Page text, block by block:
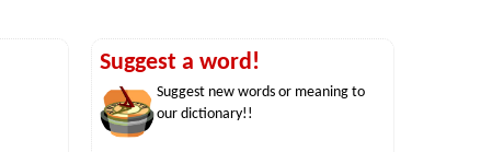
Suggest a word!
Suggest new words or meaning to
our dictionary!!